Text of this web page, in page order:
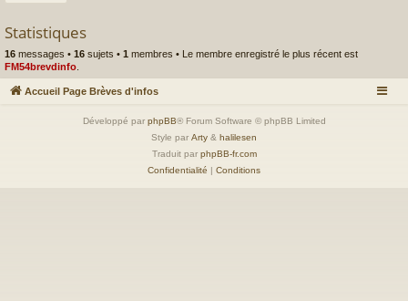
Statistiques
16 messages • 16 sujets • 1 membres • Le membre enregistré le plus récent est
FM54brevdinfo
Accueil Page Brèves d'infos
Développé par phpBB® Forum Software © phpBB Limited
Style par Arty & halilesen
Traduit par phpBB-fr.com
Confidentialité | Conditions